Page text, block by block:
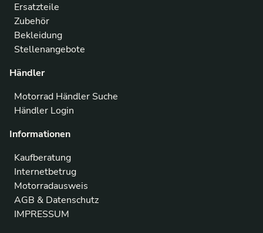
Ersatzteile
Zubehör
Bekleidung
Stellenangebote
Händler
Motorrad Händler Suche
Händler Login
Informationen
Kaufberatung
Internetbetrug
Motorradausweis
AGB & Datenschutz
IMPRESSUM